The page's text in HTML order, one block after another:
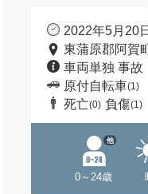
2022年5月20
東蒲原郡阿賀
車両単独 事故
原付自転車(1)
死亡(0) 負傷(1)
0～24歳
他